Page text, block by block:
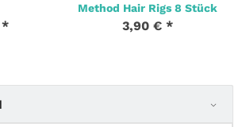
*
Method Hair Rigs 8 Stück
3,90 € *